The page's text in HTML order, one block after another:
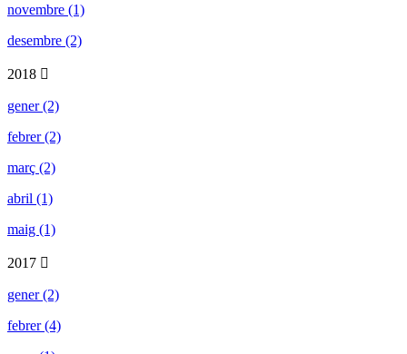
novembre (1)
desembre (2)
2018
gener (2)
febrer (2)
març (2)
abril (1)
maig (1)
2017
gener (2)
febrer (4)